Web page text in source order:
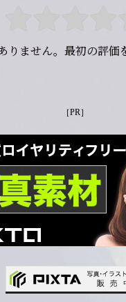
りません。最初の評価
［PR］